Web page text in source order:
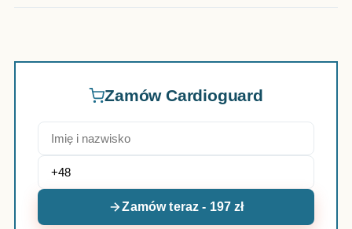
Zamów Cardioguard
Zamów teraz - 197 zł